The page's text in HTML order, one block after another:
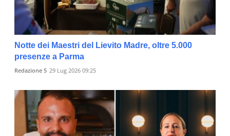
Notte dei Maestri del Lievito Madre, oltre 5.000
presenze a Parma
Redazione 5 29 Lug 2026 09:25